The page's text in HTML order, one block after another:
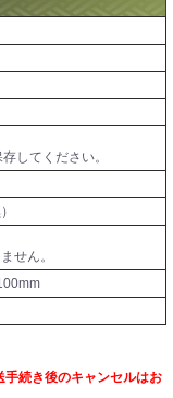
してください。
せん。
続き後のキャンセルはお